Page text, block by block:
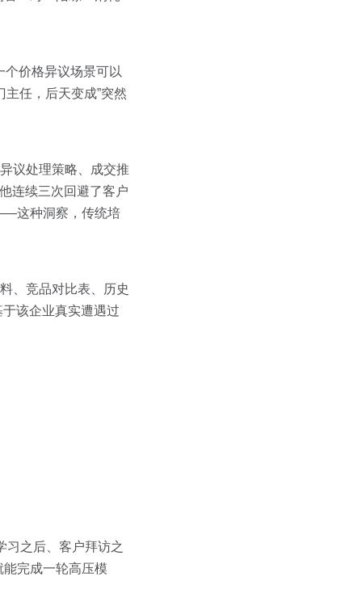
价格异议场景可以
任，后天变成”突然
议处理策略、成交推
连续三次回避了客户
这种洞察，传统培
、竞品对比表、历史
该企业真实遭遇过
习之后、客户拜访之
完成一轮高压模